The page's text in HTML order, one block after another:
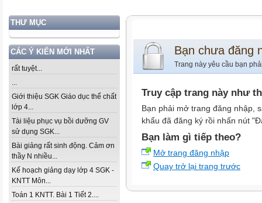
THƯ MỤC
CÁC Ý KIẾN MỚI NHẤT
rất tuyệt...
...
Giới thiệu SGK Giáo dục thể chất
lớp 4...
Tài liệu phục vụ bồi dưỡng GV
sử dụng SGK...
Bài giảng rất sinh động. Cảm ơn
thầy N nhiều...
Kế hoạch giảng dạy lớp 4 SGK -
KNTT Môn...
Toán 1 KNTT. Bài 1 Tiết 2....
Bạn chưa đăng
Trang này yêu cầu bạn
Truy cập trang này như
Bạn phải mở trang đăng nhập,
khẩu đã đăng ký rồi nhấn nút
Bạn làm gì tiếp theo?
Mở trang đăng nhập
Quay trở lại trang trước